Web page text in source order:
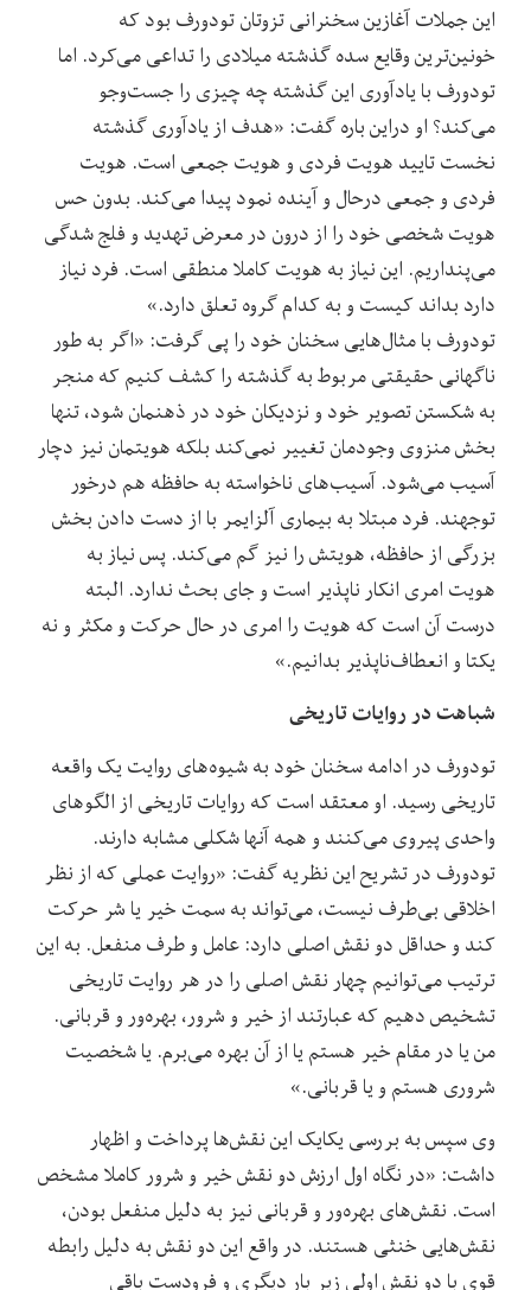
این جملات آغازین سخنرانی تزوتان تودورف بود که
خونین‌ترین وقایع سده گذشته میلادی را تداعی می‌کرد. اما
تودورف با یادآوری این گذشته چه چیزی را جست‌وجو
می‌کند؟ او دراین باره گفت: «هدف از یادآوری گذشته
نخست تایید هویت فردی و هویت جمعی است. هویت
فردی و جمعی درحال و آینده نمود پیدا می‌کند. بدون حس
هویت شخصی خود را از درون در معرض تهدید و فلج شدگی
می‌پنداریم. این نیاز به هویت کاملا منطقی است. فرد نیاز
دارد بداند کیست و به کدام گروه تعلق دارد.»
تودورف با مثال‌هایی سخنان خود را پی گرفت: «اگر به طور
ناگهانی حقیقتی مربوط به گذشته را کشف کنیم که منجر
به شکستن تصویر خود و نزدیکان خود در ذهنمان شود، تنها
بخش منزوی وجودمان تغییر نمی‌کند بلکه هویتمان نیز دچار
آسیب می‌شود. آسیب‌های ناخواسته به حافظه هم درخور
توجهند. فرد مبتلا به بیماری آلزایمر با از دست دادن بخش
بزرگی از حافظه، هویتش را نیز گم می‌کند. پس نیاز به
هویت امری انکار ناپذیر است و جای بحث ندارد. البته
درست آن است که هویت را امری در حال حرکت و مکثر و نه
یکتا و انعطاف‌ناپذیر بدانیم.»
شباهت در روایات تاریخی
تودورف در ادامه سخنان خود به شیوه‌های روایت یک واقعه
تاریخی رسید. او معتقد است که روایات ‌تاریخی از الگوهای
واحدی پیروی می‌کنند و همه آنها شکلی مشابه دارند.
تودورف در تشریح این نظریه گفت: «روایت عملی که از نظر
اخلاقی بی‌طرف نیست، می‌تواند به سمت خیر یا شر حرکت
کند و حداقل دو نقش اصلی دارد: عامل و طرف منفعل. به این
ترتیب می‌توانیم چهار نقش اصلی را در هر روایت تاریخی
تشخیص دهیم که عبارتند از خیر و شرور، بهره‌ور و قربانی.
من یا در مقام خیر هستم یا از آن بهره می‌برم. یا شخصیت
شروری هستم و یا قربانی.»
وی سپس به بررسی یکایک این نقش‌ها پرداخت و اظهار
داشت: «در نگاه اول ارزش دو نقش خیر و شرور کاملا مشخص
است. نقش‌های بهره‌ور و قربانی نیز به دلیل منفعل بودن،
نقش‌هایی خنثی هستند. در واقع این دو نقش به دلیل رابطه
قوی با دو نقش اولی زیر بار دیگری و فرودست باقی